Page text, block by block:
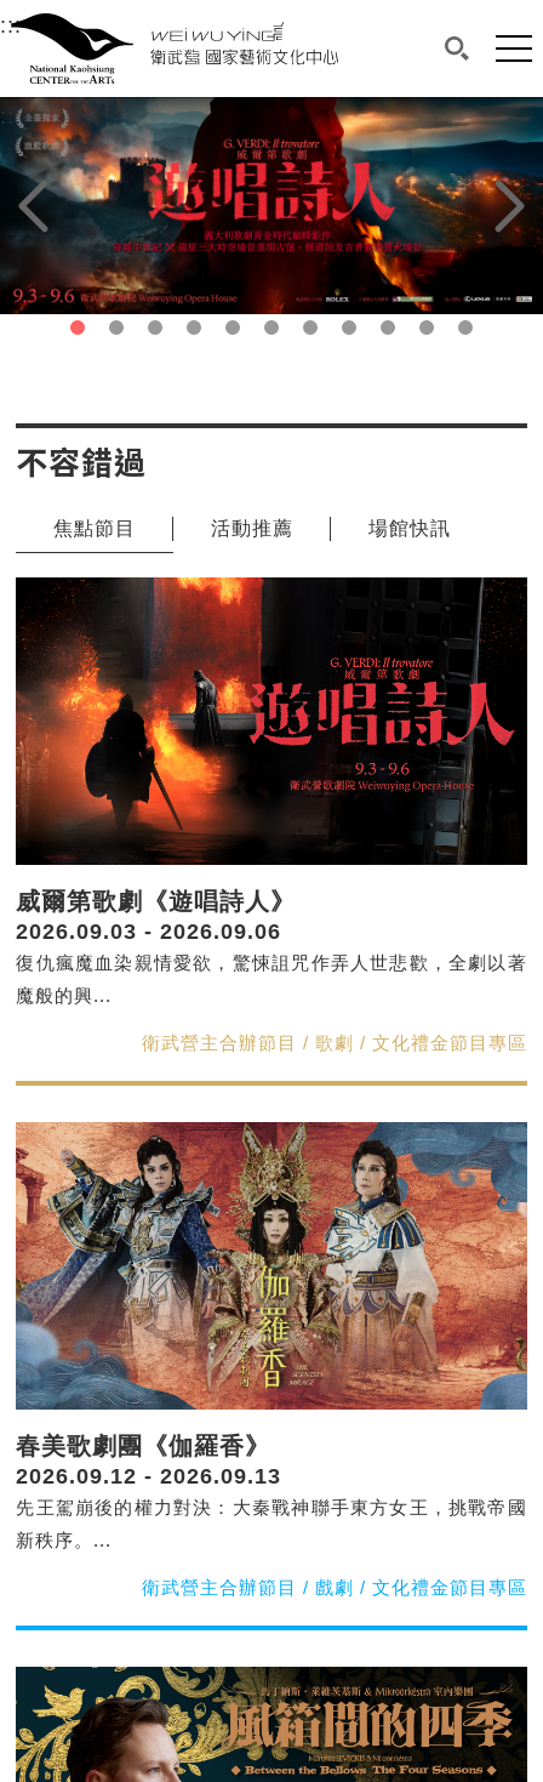
衛武營國家藝術文化中心
中央內容區塊，為本頁主要內容區。
:::選單連結區塊，此區塊列有本網站主要連結。
衛武營國家藝術文化中心
搜尋(開
網
:::中央內容區塊，為本頁主要內容區。
上一頁 下一頁
不容錯過
焦點節目 活動推薦 場館快訊
威爾第歌劇《遊唱詩人》
2026.09.03 - 2026.09.06
復仇瘋魔血染親情愛欲，驚悚詛咒作弄人世悲歡，全劇以著
魔般的興...
衛武營主合辦節目 / 歌劇 / 文化禮金節目專區
春美歌劇團《伽羅香》
2026.09.12 - 2026.09.13
先王駕崩後的權力對決：大秦戰神聯手東方女王，挑戰帝國
新秩序。...
衛武營主合辦節目 / 戲劇 / 文化禮金節目專區